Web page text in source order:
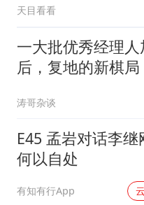
天目看看
一大批优秀经理
后，复地的新棋局
涛哥杂谈
E45 孟岩对话李继
何以自处
有知有行App